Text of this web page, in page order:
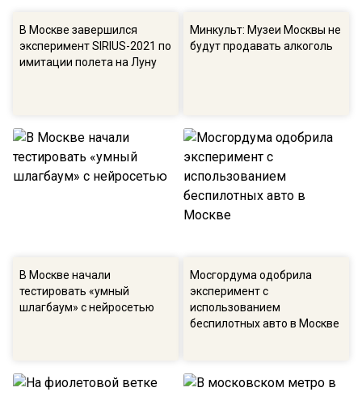
В Москве завершился
эксперимент SIRIUS-2021 по
имитации полета на Луну
Минкульт: Музеи Москвы не
будут продавать алкоголь
В Москве начали
тестировать «умный
шлагбаум» с нейросетью
Мосгордума одобрила
эксперимент с
использованием
беспилотных авто в Москве